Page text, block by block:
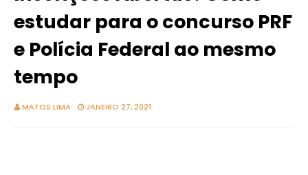
estudar para o concurso PRF
e Polícia Federal ao mesmo
tempo
MATOS LIMA JANEIRO 27, 2021